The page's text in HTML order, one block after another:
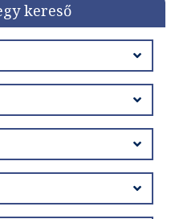
kereső